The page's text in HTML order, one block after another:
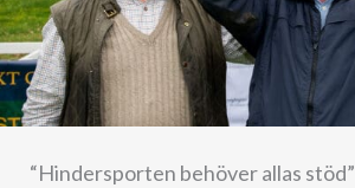
“Hindersporten behöver allas stöd”